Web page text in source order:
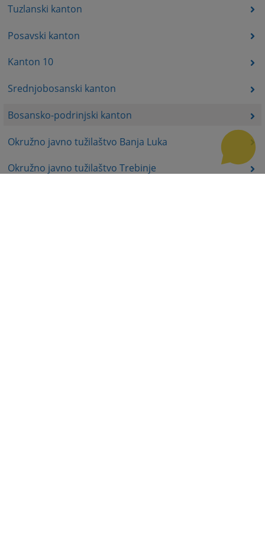
Tuzlanski kanton
Posavski kanton
Kanton 10
Srednjobosanski kanton
Bosansko-podrinjski kanton
Okružno javno tužilaštvo Banja Luka
Okružno javno tužilaštvo Trebinje